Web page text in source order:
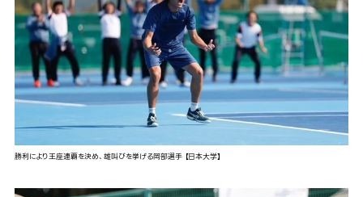
勝利により王座連覇を決め、雄叫びを挙げる岡部選手 【日本大学】